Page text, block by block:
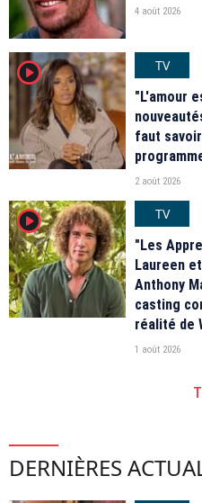
4 août 2026
player2
TV
"L'amour
faut
2 août 2026
player2
TV
"Les
Laureen
Anthony
casting
réalité de
1 août 2026
DERNIÈRES